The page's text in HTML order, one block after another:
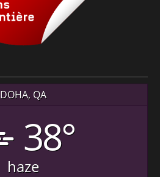
DOHA, QA
38°
haze